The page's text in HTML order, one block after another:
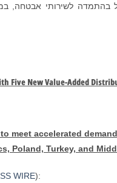
Five New Value-Added
meet accelerated
Poland, Turkey, and
WIRE):